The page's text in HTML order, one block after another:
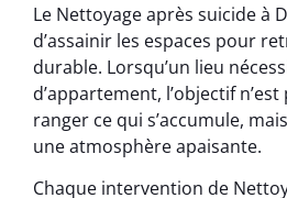
Le Nettoyage après suicide à
d’assainir les espaces pour
durable. Lorsqu’un lieu
d’appartement, l’objectif
ranger ce qui s’accumule,
une atmosphère apaisante.
Chaque intervention de